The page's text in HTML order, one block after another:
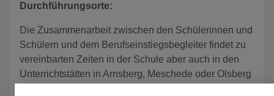
Durchführungsorte:
Die Zusammenarbeit zwischen den Schülerinnen und
Schülern und dem Berufseinstiegsbegleiter findet zu
vereinbarten Zeiten in der Schule aber auch in den
Unterrichtstätten in Arnsberg, Meschede oder Olsberg